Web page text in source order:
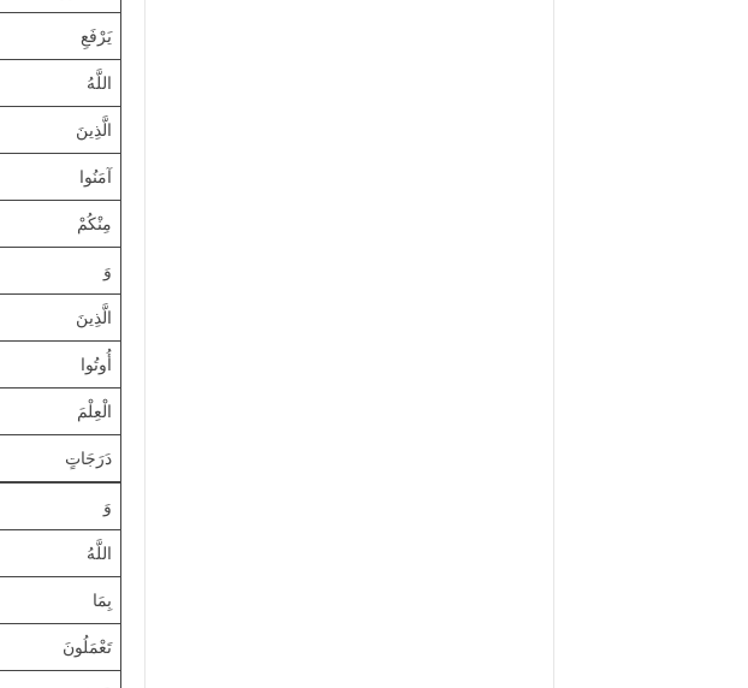
يَرْفَعِ
اللَّهُ
الَّذِينَ
آمَنُوا
مِنْكُمْ
وَ
الَّذِينَ
أُوتُوا
الْعِلْمَ
دَرَجَاتٍ
وَ
اللَّهُ
بِمَا
تَعْمَلُونَ